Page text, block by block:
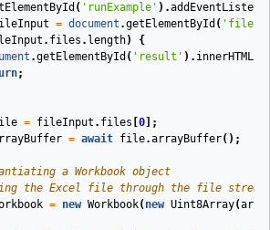
( 'runExample' ).
= document .getElementById (
. files . length)
{
.getElementById ( 'result' ). innerHTML
;
= fileInput . files 0 ];
= await file.arrayBuffer();
a Workbook object
the Excel file through the file stream
= new Workbook( new Uint8Array(